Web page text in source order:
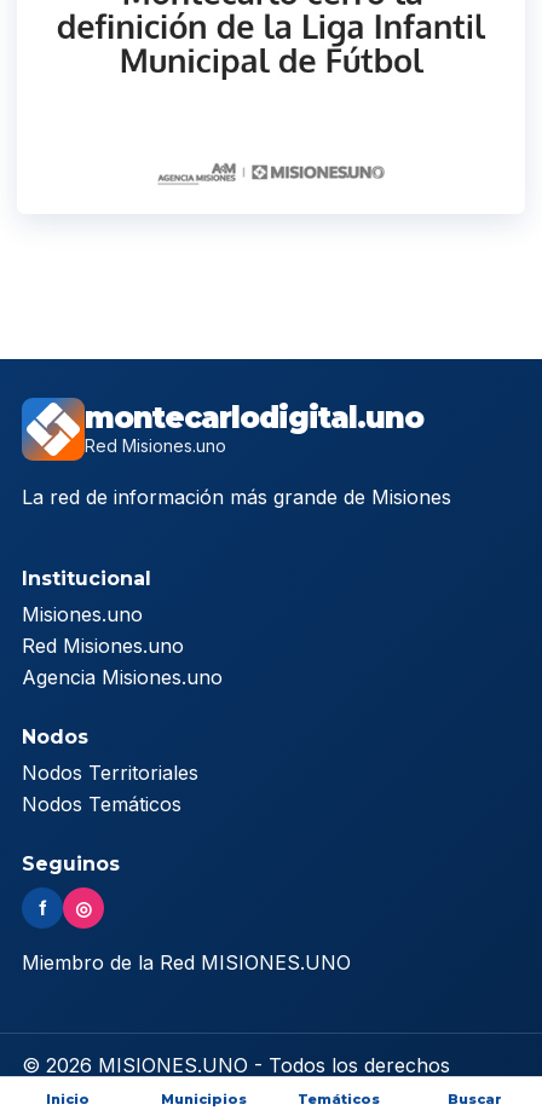
montecarlodigital.uno
Red Misiones.uno
La red de información más grande de Misiones
Institucional
Misiones.uno
Red Misiones.uno
Agencia Misiones.uno
Nodos
Nodos Territoriales
Nodos Temáticos
Seguinos
f ◎
Miembro de la Red MISIONES.UNO
© 2026 MISIONES.UNO - Todos los derechos
reservados
Inicio Municipios Temáticos Buscar